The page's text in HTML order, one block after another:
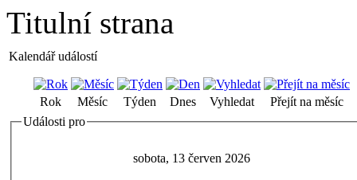
Titulní strana
Kalendář událostí
Rok Měsíc Týden Dnes Vyhledat
Přejít na měsíc
Události pro
sobota, 13 červen 2026